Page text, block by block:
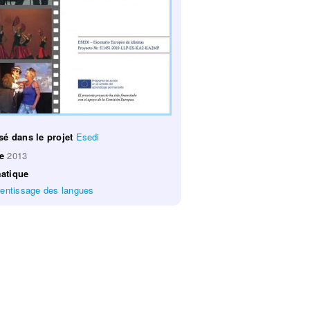
dans le projet Esedi
2013
des langues